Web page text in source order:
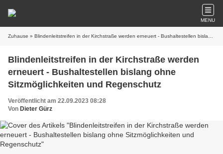
MENU
Zuhause » Blindenleitstreifen in der Kirchstraße werden erneuert - Bushaltestellen bislang ohne Sitzmöglichkeiten und Regenschutz
Blindenleitstreifen in der Kirchstraße werden
erneuert - Bushaltestellen bislang ohne
Sitzmöglichkeiten und Regenschutz
Veröffentlicht am 22.09.2023 08:28
Von Dieter Gürz